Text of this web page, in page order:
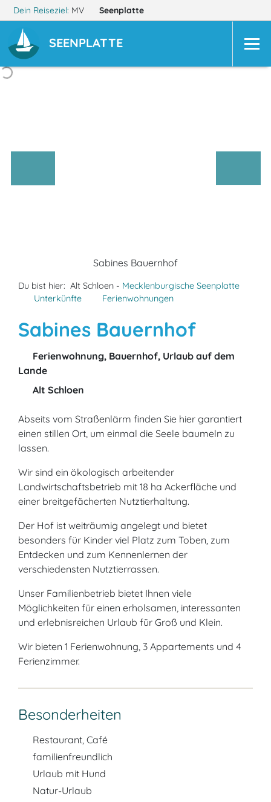
Dein Reiseziel: MV Seenplatte
SEENPLATTE
Sabines Bauernhof
Du bist hier: Alt Schloen - Mecklenburgische Seenplatte
Unterkünfte
Ferienwohnungen
Sabines Bauernhof
Ferienwohnung, Bauernhof, Urlaub auf dem
Lande
Alt Schloen
Abseits vom Straßenlärm finden Sie hier garantiert
einen stillen Ort, um einmal die Seele baumeln zu
lassen.
Wir sind ein ökologisch arbeitender
Landwirtschaftsbetrieb mit 18 ha Ackerfläche und
einer breitgefächerten Nutztierhaltung.
Der Hof ist weiträumig angelegt und bietet
besonders für Kinder viel Platz zum Toben, zum
Entdecken und zum Kennenlernen der
verschiedensten Nutztierrassen.
Unser Familienbetrieb bietet Ihnen viele
Möglichkeiten für einen erholsamen, interessanten
und erlebnisreichen Urlaub für Groß und Klein.
Wir bieten 1 Ferienwohnung, 3 Appartements und 4
Ferienzimmer.
Besonderheiten
Restaurant, Café
familienfreundlich
Urlaub mit Hund
Natur-Urlaub